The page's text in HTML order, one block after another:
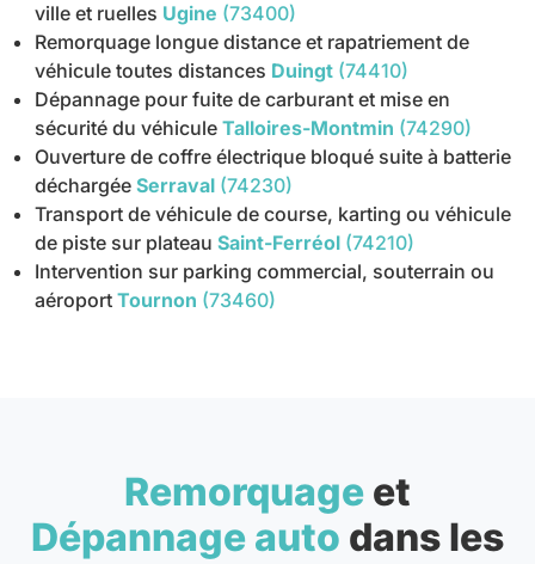
ville et ruelles Ugine (73400)
Remorquage longue distance et rapatriement de
véhicule toutes distances Duingt (74410)
Dépannage pour fuite de carburant et mise en
sécurité du véhicule Talloires-Montmin (74290)
Ouverture de coffre électrique bloqué suite à batterie
déchargée Serraval (74230)
Transport de véhicule de course, karting ou véhicule
de piste sur plateau Saint-Ferréol (74210)
Intervention sur parking commercial, souterrain ou
aéroport Tournon (73460)
Remorquage et
Dépannage auto dans les